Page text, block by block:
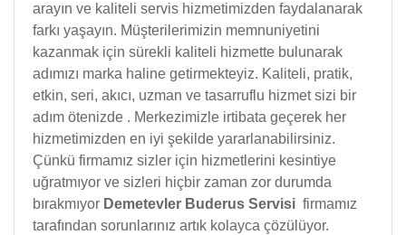
arayın ve kaliteli servis hizmetimizden faydalanarak
farkı yaşayın. Müşterilerimizin memnuniyetini
kazanmak için sürekli kaliteli hizmette bulunarak
adımızı marka haline getirmekteyiz. Kaliteli, pratik,
etkin, seri, akıcı, uzman ve tasarruflu hizmet sizi bir
adım ötenizde . Merkezimizle irtibata geçerek her
hizmetimizden en iyi şekilde yararlanabilirsiniz.
Çünkü firmamız sizler için hizmetlerini kesintiye
uğratmıyor ve sizleri hiçbir zaman zor durumda
bırakmıyor Demetevler Buderus Servisi firmamız
tarafından sorunlarınız artık kolayca çözülüyor.